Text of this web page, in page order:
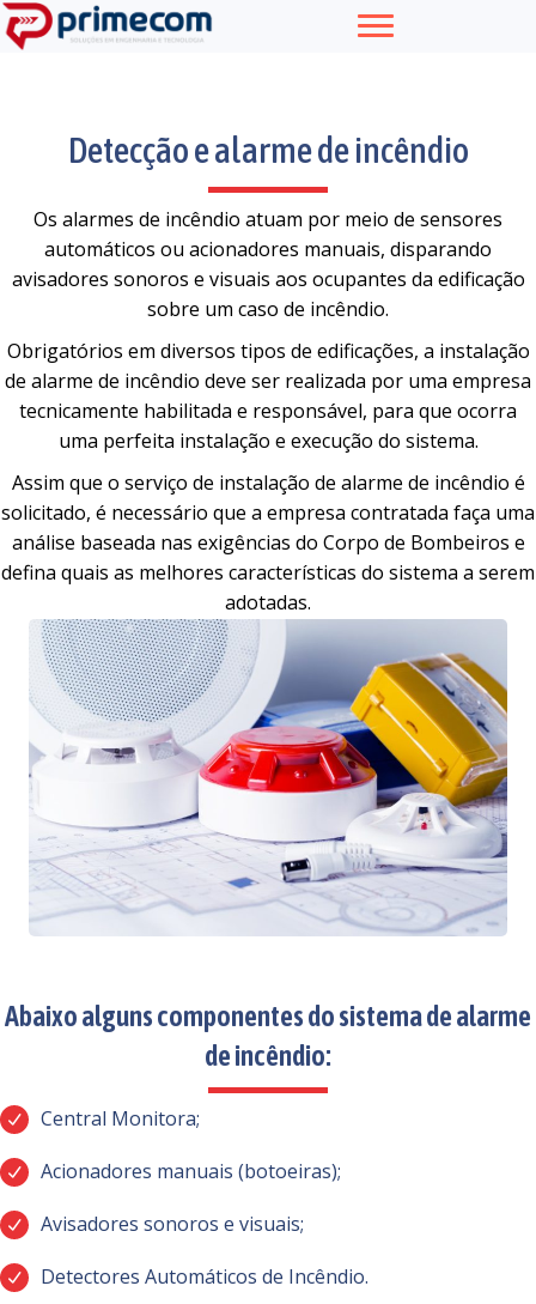
Detecção e alarme de incêndio
Os alarmes de incêndio atuam por meio de sensores
automáticos ou acionadores manuais, disparando
avisadores sonoros e visuais aos ocupantes da edificação
sobre um caso de incêndio.
Obrigatórios em diversos tipos de edificações, a instalação
de alarme de incêndio deve ser realizada por uma empresa
tecnicamente habilitada e responsável, para que ocorra
uma perfeita instalação e execução do sistema.
Assim que o serviço de instalação de alarme de incêndio é
solicitado, é necessário que a empresa contratada faça uma
análise baseada nas exigências do Corpo de Bombeiros e
defina quais as melhores características do sistema a serem
adotadas.
Abaixo alguns componentes do sistema de alarme
de incêndio:
Central Monitora;
Acionadores manuais (botoeiras);
Avisadores sonoros e visuais;
Detectores Automáticos de Incêndio.